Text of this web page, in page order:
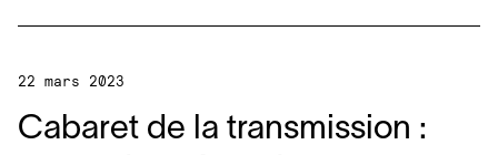
22 mars 2023
Cabaret de la transmission :